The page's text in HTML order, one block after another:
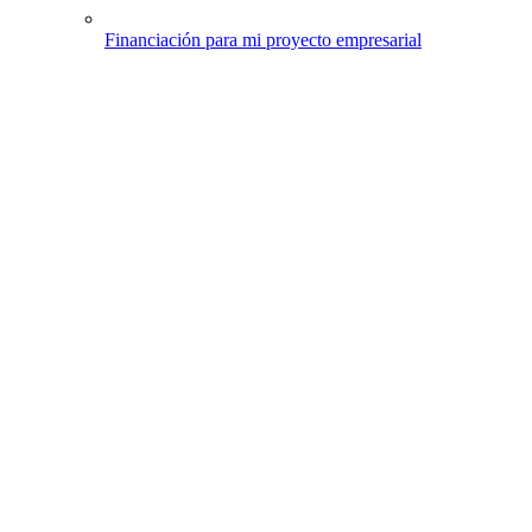
Financiación para mi proyecto empresarial